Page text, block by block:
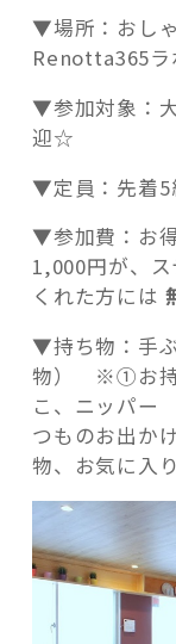
▼場所：おし
Renotta365ラ
▼参加対象：
迎☆
▼定員：先
▼参加費：お
1,000円が、
くれた方には
▼持ち物：手
物） ※①お持
こ、ニッパ
つものお出か
物、お気に入